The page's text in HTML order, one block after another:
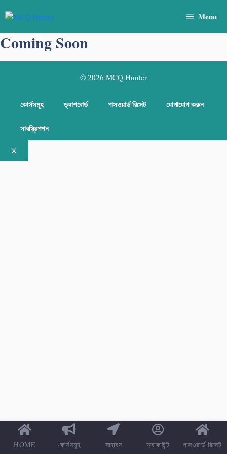
to
content
Menu
Coming Soon
© 2026 MCQ Hunter
কোর্সসমূহ ড্যাশবোর্ড পাসওয়ার্ড রিসেট যোগাযোগ করুন
সাবস্ক্রিপশন
Close
HOME কোর্সসমূহ সাহায্য অ্যাকাউন্ট পাসওয়ার্ড রিসেট